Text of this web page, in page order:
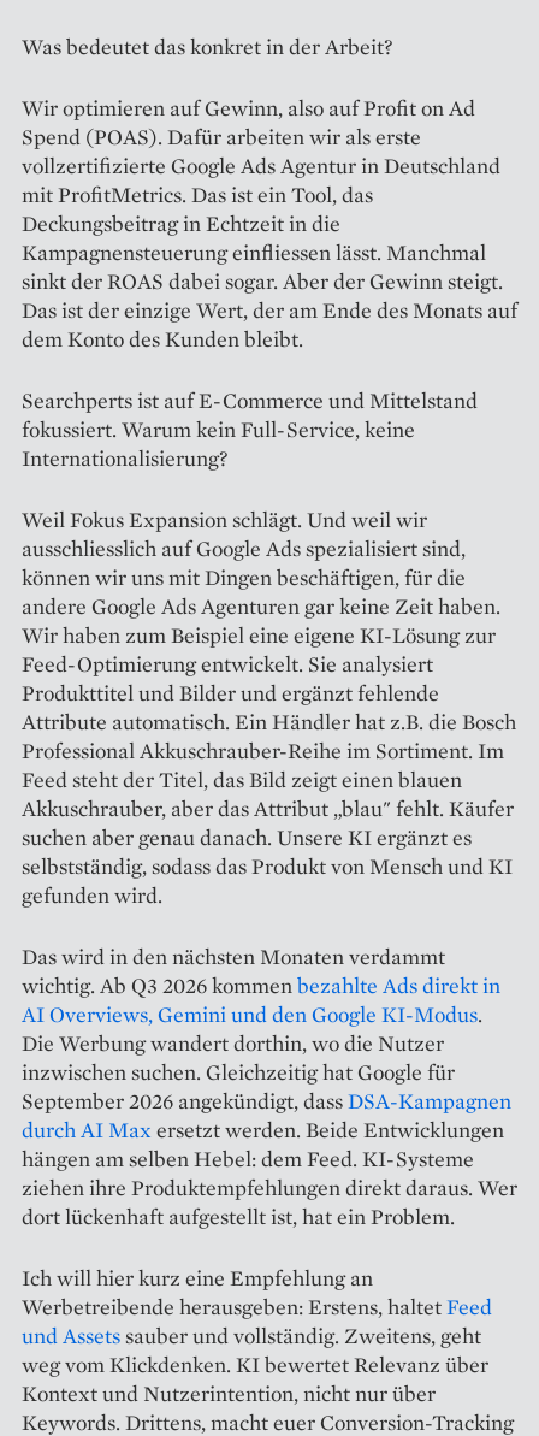
Was bedeutet das konkret in der Arbeit?
Wir optimieren auf Gewinn, also auf Profit on Ad
Spend (POAS). Dafür arbeiten wir als erste
vollzertifizierte Google Ads Agentur in Deutschland
mit ProfitMetrics. Das ist ein Tool, das
Deckungsbeitrag in Echtzeit in die
Kampagnensteuerung einfliessen lässt. Manchmal
sinkt der ROAS dabei sogar. Aber der Gewinn steigt.
Das ist der einzige Wert, der am Ende des Monats auf
dem Konto des Kunden bleibt.
Searchperts ist auf E-Commerce und Mittelstand
fokussiert. Warum kein Full-Service, keine
Internationalisierung?
Weil Fokus Expansion schlägt. Und weil wir
ausschliesslich auf Google Ads spezialisiert sind,
können wir uns mit Dingen beschäftigen, für die
andere Google Ads Agenturen gar keine Zeit haben.
Wir haben zum Beispiel eine eigene KI-Lösung zur
Feed-Optimierung entwickelt. Sie analysiert
Produkttitel und Bilder und ergänzt fehlende
Attribute automatisch. Ein Händler hat z.B. die Bosch
Professional Akkuschrauber-Reihe im Sortiment. Im
Feed steht der Titel, das Bild zeigt einen blauen
Akkuschrauber, aber das Attribut „blau" fehlt. Käufer
suchen aber genau danach. Unsere KI ergänzt es
selbstständig, sodass das Produkt von Mensch und KI
gefunden wird.
Das wird in den nächsten Monaten verdammt
wichtig. Ab Q3 2026 kommenbezahlte Ads direkt in
AI Overviews, Gemini und den Google KI-Modus.
Die Werbung wandert dorthin, wo die Nutzer
inzwischen suchen. Gleichzeitig hat Google für
September 2026 angekündigt, dassDSA-Kampagnen
durch AI Maxersetzt werden. Beide Entwicklungen
hängen am selben Hebel: dem Feed. KI-Systeme
ziehen ihre Produktempfehlungen direkt daraus. Wer
dort lückenhaft aufgestellt ist, hat ein Problem.
Ich will hier kurz eine Empfehlung an
Werbetreibende herausgeben: Erstens, haltetFeed
und Assetssauber und vollständig. Zweitens, geht
weg vom Klickdenken. KI bewertet Relevanz über
Kontext und Nutzerintention, nicht nur über
Keywords. Drittens, macht euer Conversion-Tracking